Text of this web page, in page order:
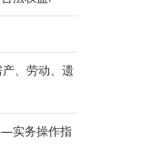
、劳动、遗
实务操作指